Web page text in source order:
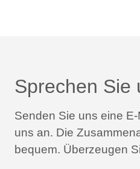
Sprechen Sie
Senden Sie uns eine
uns an. Die
bequem. Überzeugen